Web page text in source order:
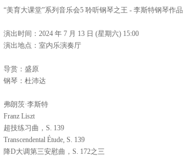
“美育大课堂”系列音乐会5 聆听钢琴之王 - 李斯特钢琴作品
演出时间：2024 年 7 月 13 日 (星期六) 15:00
演出地点：室内乐演奏厅
导赏：盛原
钢琴：杜沛达
弗朗茨·李斯特
Franz Liszt
超技练习曲，S. 139
Transcendental Étude, S. 139
降D大调第三安慰曲，S. 172之三